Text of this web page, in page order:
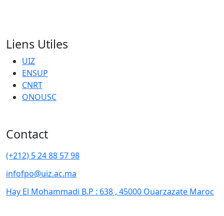
Contact
(+212) 5 24 88 57 98
infofpo@uiz.ac.ma
Hay El Mohammadi B.P : 638 , 45000 Ouarzazate Maroc
Liens Utiles
UIZ
ENSUP
CNRT
ONOUSC